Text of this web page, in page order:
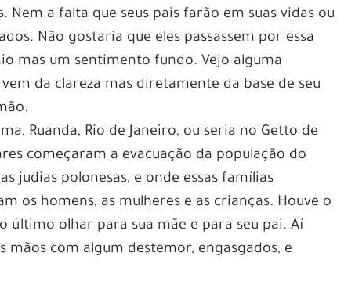
Nem a falta que seus pais farão em suas vidas ou
Não gostaria que eles passassem por essa
mas um sentimento fundo. Vejo alguma
da clareza mas diretamente da base de seu
Ruanda, Rio de Janeiro, ou seria no Getto de
começaram a evacuação da população do
judias polonesas, e onde essas famílias
os homens, as mulheres e as crianças. Houve o
último olhar para sua mãe e para seu pai. Aí
com algum destemor, engasgados, e